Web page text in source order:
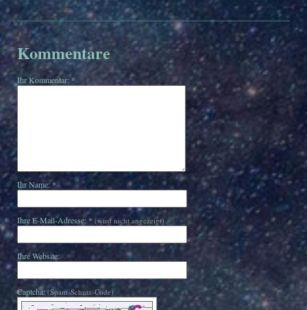
Kommentare
Ihr Kommentar: *
Ihr Name: *
Ihre E-Mail-Adresse: * (wird nicht angezeigt)
Ihre Website:
Captcha:(Spam-Schutz-Code)